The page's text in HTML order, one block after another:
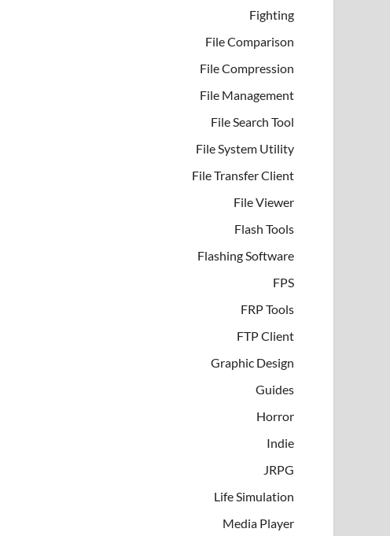
Fighting
File Comparison
File Compression
File Management
File Search Tool
File System Utility
File Transfer Client
File Viewer
Flash Tools
Flashing Software
FPS
FRP Tools
FTP Client
Graphic Design
Guides
Horror
Indie
JRPG
Life Simulation
Media Player